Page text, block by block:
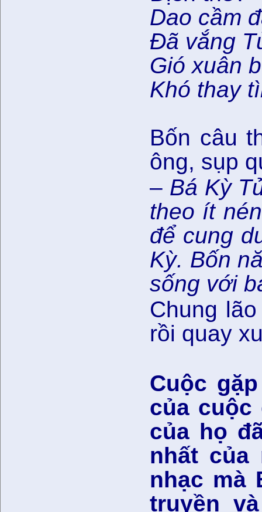
Dao cầm
Đã vắng
Gió xuân
Khó thay
Bốn câu
ông, sụp
– Bá Kỳ
theo ít
để cung
Kỳ. Bốn
sống với
Chung
rồi quay
Cuộc
của
của họ
nhất của
nhạc mà
truyền